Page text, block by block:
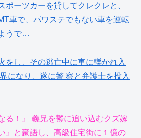
ポーツカーを貸してクレクレと、
車で、パワステでもない車を運転
うで…
をし、その逃亡中に車に轢かれ入
になり、遂に警 察と弁護士を投入
る！』 義兄を鬱に追い込むクズ嫁
』と豪語し、高級住宅街に１億の